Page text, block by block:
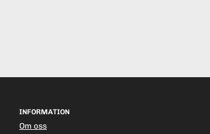
INFORMATION
Om oss